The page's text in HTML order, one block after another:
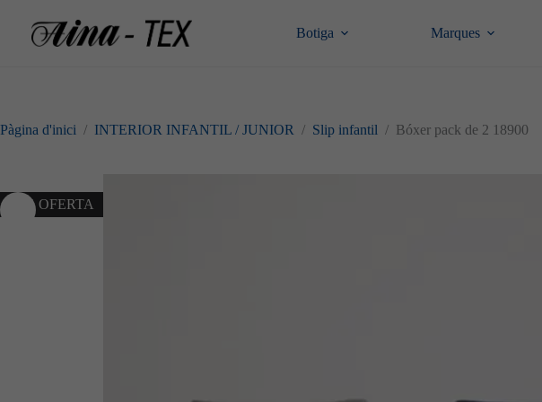
contingut
Botiga Marques
Pàgina d'inici / INTERIOR INFANTIL / JUNIOR / Slip infantil / Bóxer pack de 2 18900
10% OFERTA